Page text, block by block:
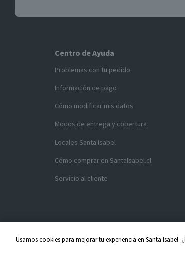
Centro de Ayuda
Problemas con tu pedido
Información de pago
Cómo modificar mis datos
Modos de entrega y cobertura
Locales Santa Isabel
Cómo comprar en SantaIsabel.cl
Servicio al cliente
Usamos cookies para mejorar tu experiencia en Santa